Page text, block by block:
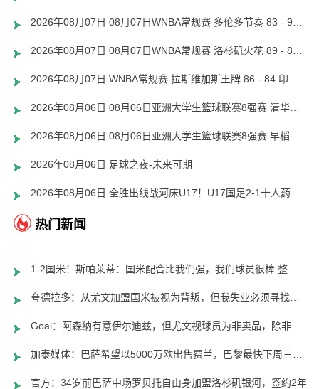
2026年08月06日 08月06日亚洲大学生篮球联赛8强赛 清华大学 85 - 81 菲律宾大学 集锦
2026年08月06日 足球之夜-未来可期
2026年08月06日 全胜出线战河床U17！U17国足2-1十人药厂U17 赵松源登场1分钟传射
热门新闻
1-2国米！斯帕莱蒂：国米配合比我们强，我们球员很棒 整体是关键
夸德拉多：从尤文加盟国米被视为背叛，但我失业必须寻找其他选择
Goal：阿森纳有意伊尔迪兹，但尤文视球员为非卖品，除非天价购买
官方：34岁前巴萨中场罗贝托自由身加盟洛杉矶银河，签约2年